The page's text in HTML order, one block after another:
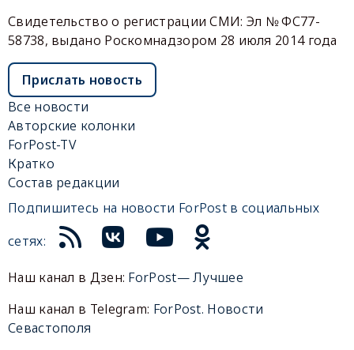
Свидетельство о регистрации СМИ: Эл № ФС77-
58738, выдано Роскомнадзором 28 июля 2014 года
Прислать новость
Все новости
Авторские колонки
ForPost-TV
Кратко
Состав редакции
Подпишитесь на новости ForPost в социальных
сетях:
Наш канал в Дзен: ForPost— Лучшее
Наш канал в Telegram: ForPost. Новости
Севастополя